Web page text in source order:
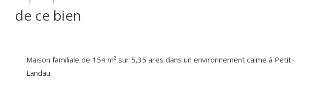
de ce bien
Maison familiale de 154 m² sur 5,35 ares dans un environnement calme à Petit-
Landau